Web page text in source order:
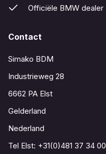
Officiële BMW dealer
Contact
Simako BDM
Industrieweg 28
6662 PA Elst
Gelderland
Nederland
Tel Elst: +31(0)481 37 34 00